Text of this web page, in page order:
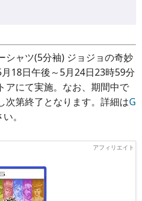
シャツ(5分袖) ジョジョの奇妙
18日午後～5月24日23時59分
アにて実施。なお、期間中で
次第終了となります。詳細はG
。